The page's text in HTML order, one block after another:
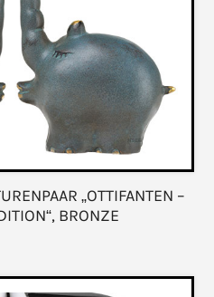
„OTTIFANTEN –
BRONZE